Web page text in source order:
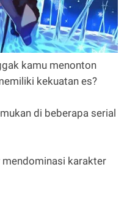
kamu menonton
kekuatan es?
di beberapa serial
mendominasi karakter